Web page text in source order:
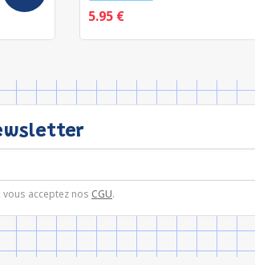
5.95 €
vous acceptez nos CGU.